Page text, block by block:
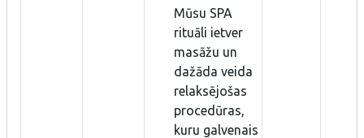
Mūsu SPA
rituāli ietver
masāžu un
dažāda veida
relaksējošas
procedūras,
kuru galvenais